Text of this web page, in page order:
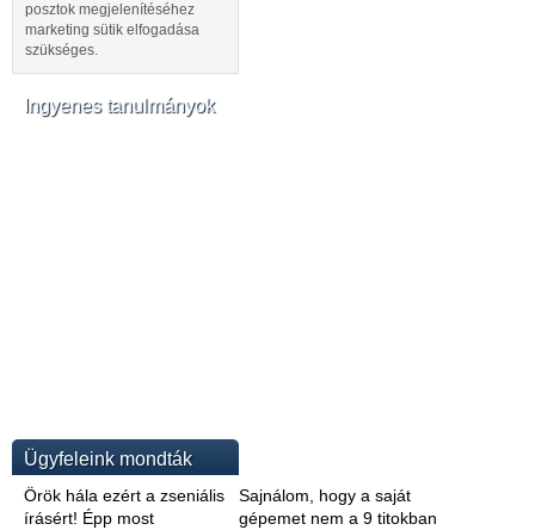
posztok megjelenítéséhez
marketing sütik elfogadása
szükséges.
Ingyenes tanulmányok
Ügyfeleink mondták
Örök hála ezért a zseniális
írásért! Épp most
Sajnálom, hogy a saját
gépemet nem a 9 titokban